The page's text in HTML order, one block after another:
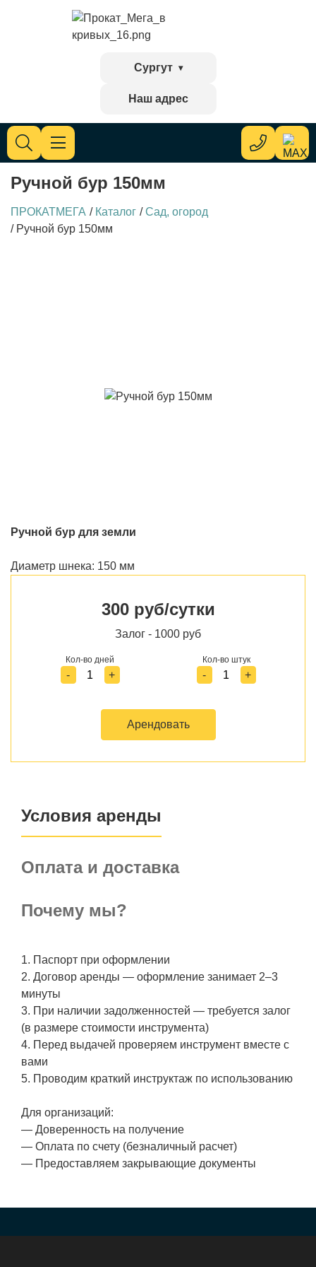
Сургут
Наш адрес
Ручной бур 150мм
ПРОКАТМЕГА / Каталог /Сад, огород
/ Ручной бур 150мм
Ручной бур для земли
Диаметр шнека: 150 мм
300 руб/сутки
Залог - 1000 руб
Кол-во дней
- +
Кол-во штук
- +
Арендовать
Условия аренды
Оплата и доставка
Почему мы?
1. Паспорт при оформлении
2. Договор аренды — оформление занимает 2–3
минуты
3. При наличии задолженностей — требуется залог
(в размере стоимости инструмента)
4. Перед выдачей проверяем инструмент вместе с
вами
5. Проводим краткий инструктаж по использованию
Для организаций:
— Доверенность на получение
— Оплата по счету (безналичный расчет)
— Предоставляем закрывающие документы